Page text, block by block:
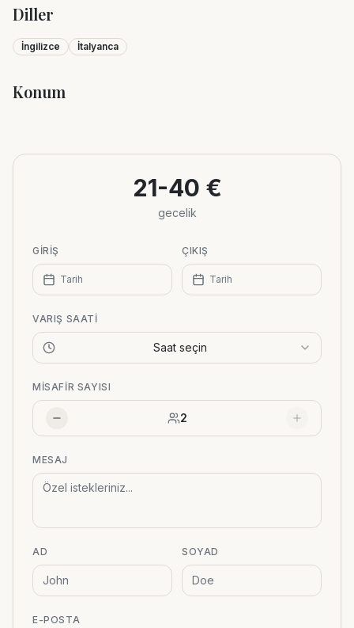
Diller
İngilizce İtalyanca
Konum
−
21-40 €
gecelik
GIRIŞ
Tarih
ÇIKIŞ
Tarih
VARIŞ SAATI
Saat seçin
MISAFIR SAYISI
2
MESAJ
AD SOYAD
E-POSTA